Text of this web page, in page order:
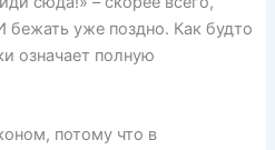
бежать уже поздно. Как будто
означает полную
потому что в